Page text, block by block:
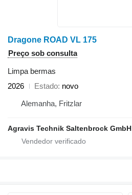
Dragone ROAD VL 175
Preço sob consulta
Limpa bermas
2026
Estado novo
Alemanha, Fritzlar
Agravis Technik Saltenbrock GmbH